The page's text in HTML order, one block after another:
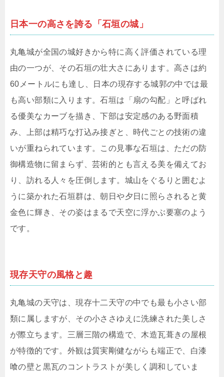
日本一の高さを誇る「石垣の城」
丸亀城が全国の城好きから特に高く評価されている理
由の一つが、その石垣の壮大さにあります。高さは約
60メートルにも達し、日本の現存する城郭の中では最
も高い部類に入ります。石垣は「扇の勾配」と呼ばれ
る優美なカーブを描き、下部は安定感のある野面積
み、上部は精巧な打込み接ぎと、時代ごとの技術の違
いが重ねられています。この見事な石垣は、ただの防
御構造物に留まらず、芸術的とも言える美を備えてお
り、訪れる人々を圧倒します。城山をぐるりと囲むよ
うに築かれた石垣群は、朝日や夕日に照らされると黄
金色に輝き、その姿はまるで天空に浮かぶ要塞のよう
です。
現存天守の風格と趣
丸亀城の天守は、現存十二天守の中でも最も小さい部
類に属しますが、その小ささゆえに洗練された美しさ
が際立ちます。三層三階の構造で、木造瓦葺きの屋根
が特徴的です。外観は質実剛健ながらも端正で、白漆
喰の壁と黒瓦のコントラストが美しく調和していま